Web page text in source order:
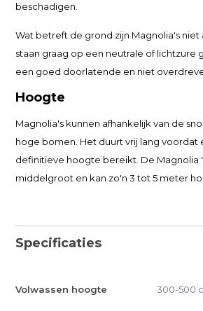
beschadigen.
Wat betreft de grond zijn Magnolia's niet
staan graag op een neutrale of lichtzure
een goed doorlatende en niet
Hoogte
Magnolia's kunnen afhankelijk van de
hoge bomen. Het duurt vrij lang voordat
definitieve hoogte bereikt. De Magnolia
middelgroot en kan zo'n 3 tot 5 meter
Specificaties
Volwassen hoogte 300-500